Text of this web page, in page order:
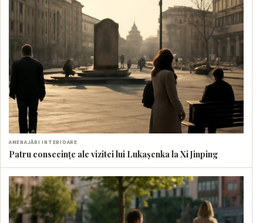
AMENAJĂRI INTERIOARE
Patru consecințe ale vizitei lui Lukașenka la Xi Jinping